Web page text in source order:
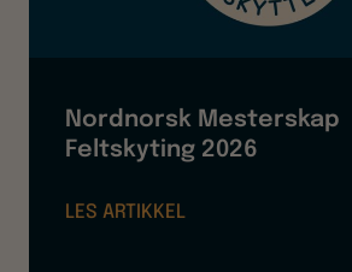
Nordnorsk Mesterskap
Feltskyting 2026
LES ARTIKKEL